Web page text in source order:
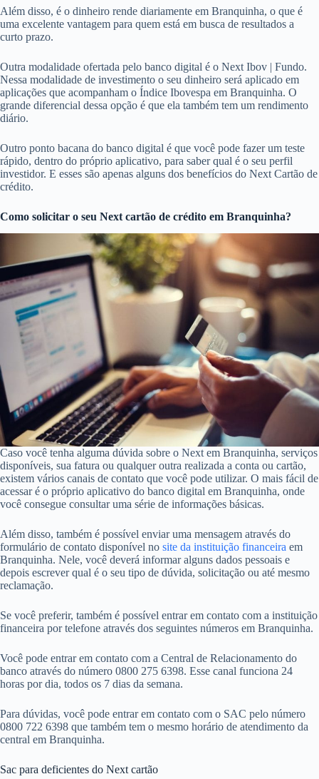
Além disso, é o dinheiro rende diariamente em Branquinha, o que é
uma excelente vantagem para quem está em busca de resultados a
curto prazo.
Outra modalidade ofertada pelo banco digital é o Next Ibov | Fundo.
Nessa modalidade de investimento o seu dinheiro será aplicado em
aplicações que acompanham o Índice Ibovespa em Branquinha. O
grande diferencial dessa opção é que ela também tem um rendimento
diário.
Outro ponto bacana do banco digital é que você pode fazer um teste
rápido, dentro do próprio aplicativo, para saber qual é o seu perfil
investidor. E esses são apenas alguns dos benefícios do Next Cartão de
crédito.
Como solicitar o seu Next cartão de crédito em Branquinha?
Caso você tenha alguma dúvida sobre o Next em Branquinha, serviços
disponíveis, sua fatura ou qualquer outra realizada a conta ou cartão,
existem vários canais de contato que você pode utilizar. O mais fácil de
acessar é o próprio aplicativo do banco digital em Branquinha, onde
você consegue consultar uma série de informações básicas.
Além disso, também é possível enviar uma mensagem através do
formulário de contato disponível no site da instituição financeira em
Branquinha. Nele, você deverá informar alguns dados pessoais e
depois escrever qual é o seu tipo de dúvida, solicitação ou até mesmo
reclamação.
Se você preferir, também é possível entrar em contato com a instituição
financeira por telefone através dos seguintes números em Branquinha.
Você pode entrar em contato com a Central de Relacionamento do
banco através do número 0800 275 6398. Esse canal funciona 24
horas por dia, todos os 7 dias da semana.
Para dúvidas, você pode entrar em contato com o SAC pelo número
0800 722 6398 que também tem o mesmo horário de atendimento da
central em Branquinha.
Sac para deficientes do Next cartão